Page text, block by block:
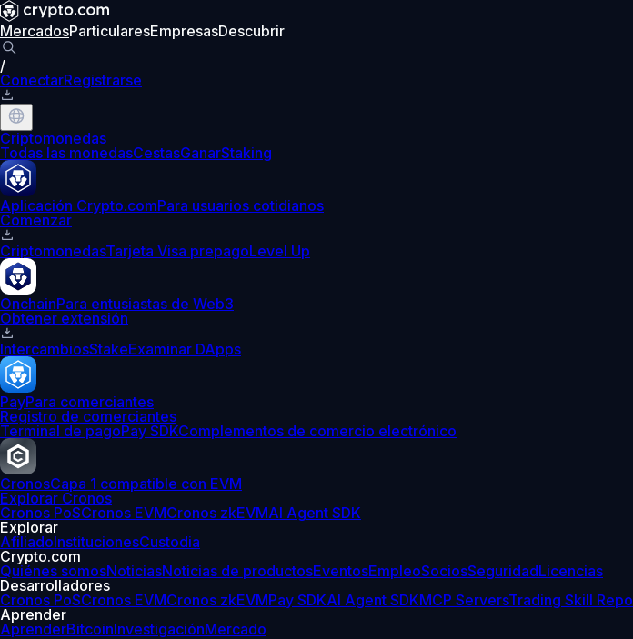
MercadosParticularesEmpresasDescubrir
/
ConectarRegistrarse
Criptomonedas
Todas las monedasCestasGanarStaking
Aplicación Crypto.comPara usuarios cotidianos
Comenzar
CriptomonedasTarjeta Visa prepagoLevel Up
OnchainPara entusiastas de Web3
Obtener extensión
IntercambiosStakeExaminar DApps
PayPara comerciantes
Registro de comerciantes
Terminal de pagoPay SDKComplementos de comercio electrónico
CronosCapa 1 compatible con EVM
Explorar Cronos
Cronos PoSCronos EVMCronos zkEVMAI Agent SDK
Explorar
AfiliadoInstitucionesCustodia
Crypto.com
Quiénes somosNoticiasNoticias de productosEventosEmpleoSociosSeguridadLicencias
Desarrolladores
Cronos PoSCronos EVMCronos zkEVMPay SDKAI Agent SDKMCP ServersTrading Skill Repo
Aprender
AprenderBitcoinInvestigaciónMercado